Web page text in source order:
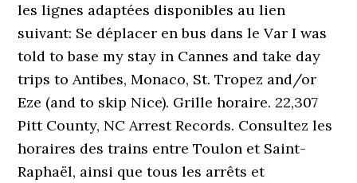
les lignes adaptées disponibles au lien
suivant: Se déplacer en bus dans le Var I was
told to base my stay in Cannes and take day
trips to Antibes, Monaco, St. Tropez and/or
Eze (and to skip Nice). Grille horaire. 22,307
Pitt County, NC Arrest Records. Consultez les
horaires des trains entre Toulon et Saint-
Raphaël, ainsi que tous les arrêts et